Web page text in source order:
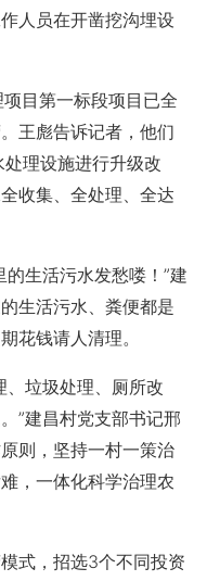
人员在开凿挖沟埋设
目第一标段项目已全
王彪告诉记者，他们
理设施进行升级改
收集、全处理、全达
生活污水发愁喽！”建
生活污水、粪便都是
花钱请人清理。
垃圾处理、厕所改
”建昌村党支部书记邢
则，坚持一村一策治
，一体化科学治理农
式，招选3个不同投资